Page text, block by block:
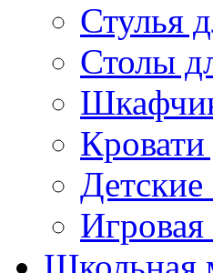
Стулья
Столы
Кровати
Детские
Игровая